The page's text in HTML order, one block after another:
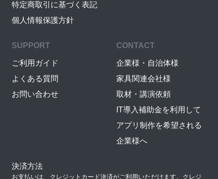
特定商取引に基づく表記
個人情報保護方針
SUPPORT
ご利用ガイド
よくある質問
お問い合わせ
CONTACT
企業様・自治体様
家具関連会社様
取材・講演依頼
IT導入補助金を利用して
アプリ制作を希望される
企業様へ
決済方法
お支払いは、クレジットカード決済がご利用いただけます。クレジ